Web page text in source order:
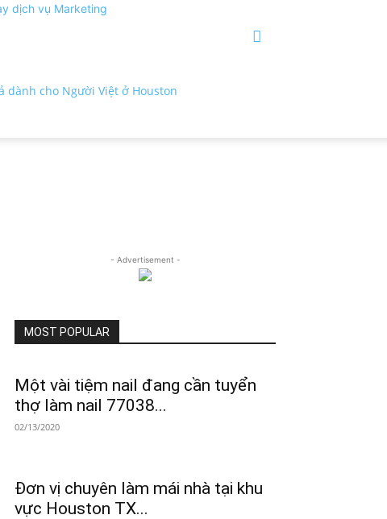
dịch vụ Marketing
- Advertisement -
MOST POPULAR
Một vài tiệm nail đang cần tuyển
thợ làm nail 77038...
02/13/2020
Đơn vị chuyên làm mái nhà tại khu
vực Houston TX...